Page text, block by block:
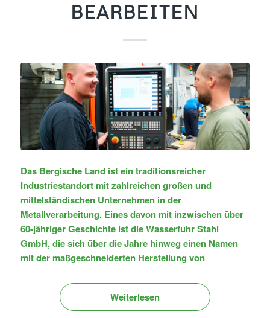
EARBEITEN
Das Bergische Land ist ein traditionsreicher
Industriestandort mit zahlreichen großen und
mittelständischen Unternehmen in der
Metallverarbeitung. Eines davon mit inzwischen über
60-jähriger Geschichte ist die Wasserfuhr Stahl
GmbH, die sich über die Jahre hinweg einen Namen
mit der maßgeschneiderten Herstellung von
Weiterlesen